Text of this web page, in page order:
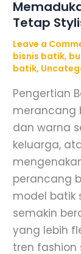
Tetap
Leave a
bisnis batik,
batik,
Pengertian
merancang
dan warna
keluarga,
perancang
model batik
semakin
yang lebih
tren fashion